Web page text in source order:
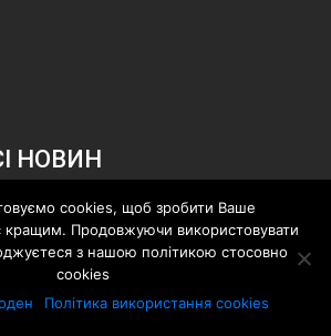
НОВИН
.Всі права захищені
cookies, щоб зробити Ваше
кращим. Продовжуючи використовувати
з нашою політикою стосовно
cookies
Політика використання cookies